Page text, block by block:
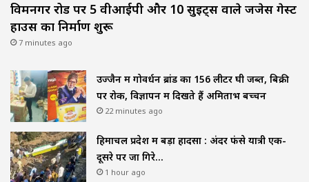
विक्रमनगर रोड पर 5 वीआईपी और 10 सुइट्स वाले जजेस गेस्ट
हाउस का निर्माण शुरू
7 minutes ago
उज्जैन में गोवर्धन ब्रांड का 156 लीटर घी जब्त, बिक्री
पर रोक, विज्ञापन में दिखते हैं अमिताभ बच्चन
22 minutes ago
हिमाचल प्रदेश में बड़ा हादसा : अंदर फंसे यात्री एक-
दूसरे पर जा गिरे…
1 hour ago